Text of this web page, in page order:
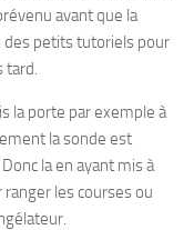
avant que la
des petits tutoriels pour
tard.
la porte par exemple à
la sonde est
la en ayant mis à
les courses ou